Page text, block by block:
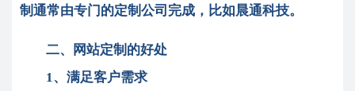
制通常由专门的定制公司完成，比如晨通科技。
二、网站定制的好处
1、满足客户需求